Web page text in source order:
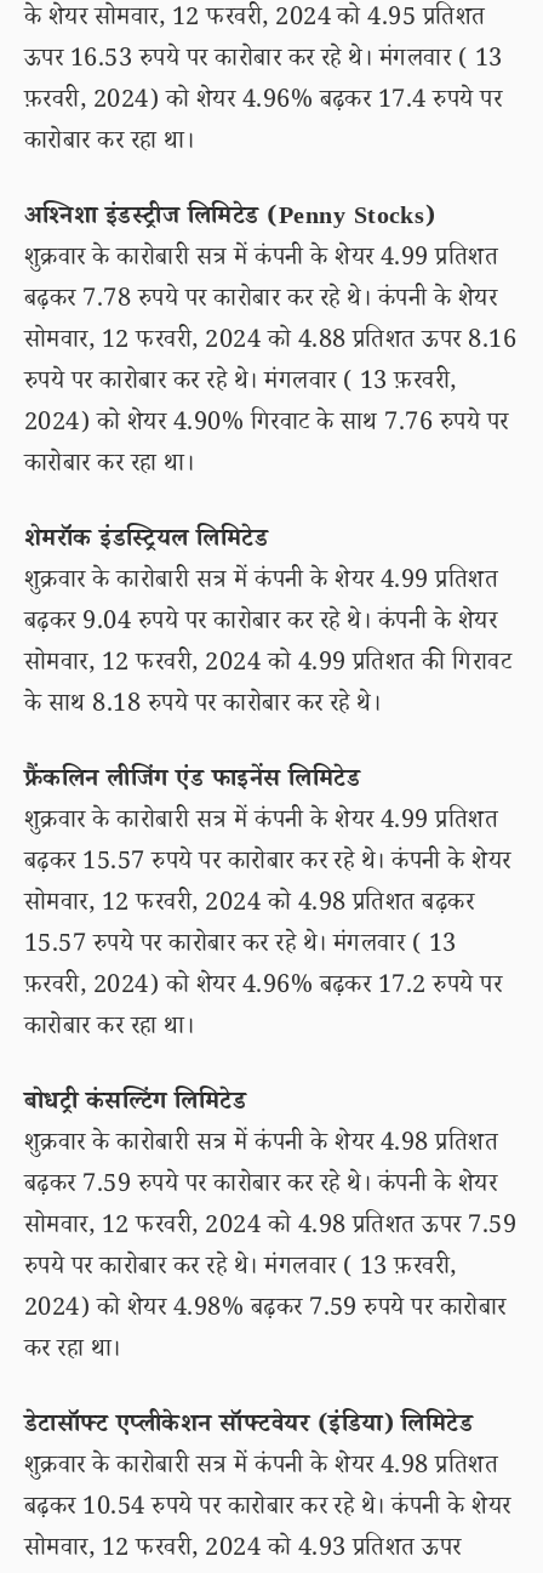
के शेयर सोमवार, 12 फरवरी, 2024 को 4.95 प्रतिशत
ऊपर 16.53 रुपये पर कारोबार कर रहे थे। मंगलवार ( 13
फ़रवरी, 2024) को शेयर 4.96% बढ़कर 17.4 रुपये पर
कारोबार कर रहा था।
अश्निशा इंडस्ट्रीज लिमिटेड (Penny Stocks)
शुक्रवार के कारोबारी सत्र में कंपनी के शेयर 4.99 प्रतिशत
बढ़कर 7.78 रुपये पर कारोबार कर रहे थे। कंपनी के शेयर
सोमवार, 12 फरवरी, 2024 को 4.88 प्रतिशत ऊपर 8.16
रुपये पर कारोबार कर रहे थे। मंगलवार ( 13 फ़रवरी,
2024) को शेयर 4.90% गिरवाट के साथ 7.76 रुपये पर
कारोबार कर रहा था।
शेमरॉक इंडस्ट्रियल लिमिटेड
शुक्रवार के कारोबारी सत्र में कंपनी के शेयर 4.99 प्रतिशत
बढ़कर 9.04 रुपये पर कारोबार कर रहे थे। कंपनी के शेयर
सोमवार, 12 फरवरी, 2024 को 4.99 प्रतिशत की गिरावट
के साथ 8.18 रुपये पर कारोबार कर रहे थे।
फ्रैंकलिन लीजिंग एंड फाइनेंस लिमिटेड
शुक्रवार के कारोबारी सत्र में कंपनी के शेयर 4.99 प्रतिशत
बढ़कर 15.57 रुपये पर कारोबार कर रहे थे। कंपनी के शेयर
सोमवार, 12 फरवरी, 2024 को 4.98 प्रतिशत बढ़कर
15.57 रुपये पर कारोबार कर रहे थे। मंगलवार ( 13
फ़रवरी, 2024) को शेयर 4.96% बढ़कर 17.2 रुपये पर
कारोबार कर रहा था।
बोधट्री कंसल्टिंग लिमिटेड
शुक्रवार के कारोबारी सत्र में कंपनी के शेयर 4.98 प्रतिशत
बढ़कर 7.59 रुपये पर कारोबार कर रहे थे। कंपनी के शेयर
सोमवार, 12 फरवरी, 2024 को 4.98 प्रतिशत ऊपर 7.59
रुपये पर कारोबार कर रहे थे। मंगलवार ( 13 फ़रवरी,
2024) को शेयर 4.98% बढ़कर 7.59 रुपये पर कारोबार
कर रहा था।
डेटासॉफ्ट एप्लीकेशन सॉफ्टवेयर (इंडिया) लिमिटेड
शुक्रवार के कारोबारी सत्र में कंपनी के शेयर 4.98 प्रतिशत
बढ़कर 10.54 रुपये पर कारोबार कर रहे थे। कंपनी के शेयर
सोमवार, 12 फरवरी, 2024 को 4.93 प्रतिशत ऊपर